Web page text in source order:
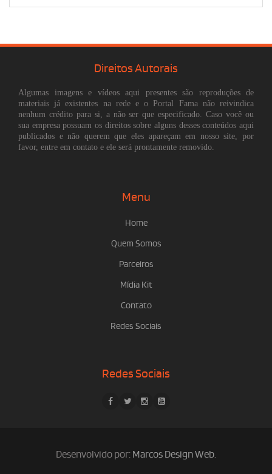
Direitos Autorais
Algumas imagens e vídeos aqui presentes são reproduções de
materiais já existentes na rede e o Portal Fama não reivindica
nenhum crédito para si, a não ser que especificado. Caso você ou
sua empresa possuam os direitos sobre alguns desses conteúdos aqui
publicados e não querem que eles apareçam em nosso site, por
favor, entre em contato e ele será prontamente removido.
Menu
Home
Quem Somos
Parceiros
Mídia Kit
Contato
Redes Sociais
Redes Sociais
Desenvolvido por: Marcos Design Web.